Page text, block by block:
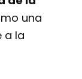
una
a la